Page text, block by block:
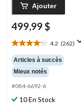
Ajouter
499,99 $
4.2 (262)
4.2
étoile(s)
sur
5.
262
Articles à succès
Mieux notés
#084-6692-6
10 En Stock